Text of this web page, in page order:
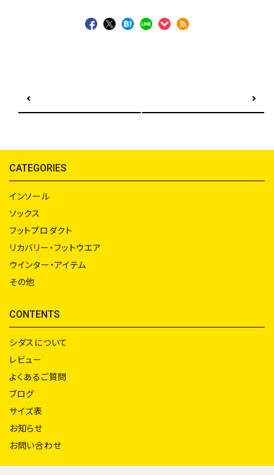
CATEGORIES
インソール
ソックス
フットプロダクト
リカバリー・フットウエア
ウインター・アイテム
その他
CONTENTS
シダスについて
レビュー
よくあるご質問
ブログ
サイズ表
お知らせ
お問い合わせ